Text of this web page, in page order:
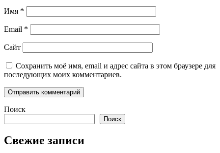
Имя *
Email *
Сайт
Сохранить моё имя, email и адрес сайта в этом браузере для
последующих моих комментариев.
Поиск
Поиск
Свежие записи